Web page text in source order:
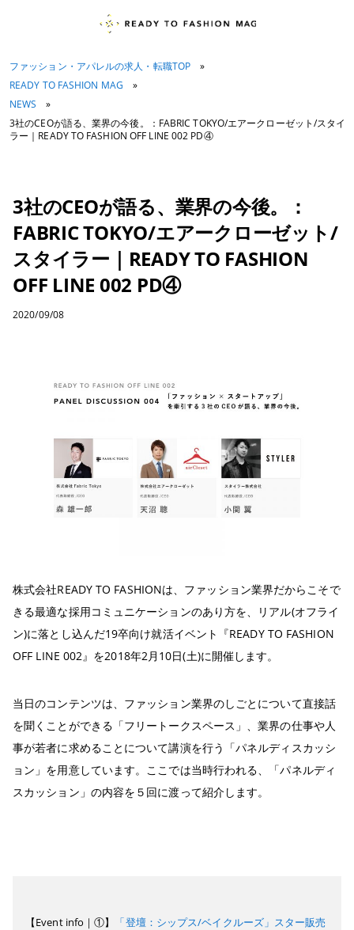
ファッション・アパレルの求人・転職TOP
»
READY TO FASHION MAG
»
NEWS
»
3社のCEOが語る、業界の今後。：FABRIC TOKYO/エアークローゼット/スタイ
ラー｜READY TO FASHION OFF LINE 002 PD④
3社のCEOが語る、業界の今後。：
FABRIC TOKYO/エアークローゼット/
スタイラー｜READY TO FASHION
OFF LINE 002 PD④
2020/09/08
株式会社READY TO FASHIONは、ファッション業界だからこそで
きる最適な採用コミュニケーションのあり方を、リアル(オフライ
ン)に落とし込んだ19卒向け就活イベント『READY TO FASHION
OFF LINE 002』を2018年2月10日(土)に開催します。
当日のコンテンツは、ファッション業界のしごとについて直接話
を聞くことができる「フリートークスペース」、業界の仕事や人
事が若者に求めることについて講演を行う「パネルディスカッシ
ョン」を用意しています。ここでは当時行われる、「パネルディ
スカッション」の内容を５回に渡って紹介します。
【Event info｜①】
「登壇：シップス/ベイクルーズ」スター販売